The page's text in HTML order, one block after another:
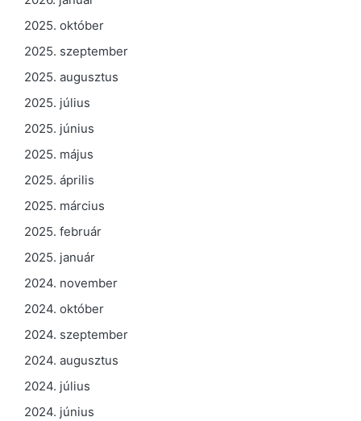
2025. október
2025. szeptember
2025. augusztus
2025. július
2025. június
2025. május
2025. április
2025. március
2025. február
2025. január
2024. november
2024. október
2024. szeptember
2024. augusztus
2024. július
2024. június